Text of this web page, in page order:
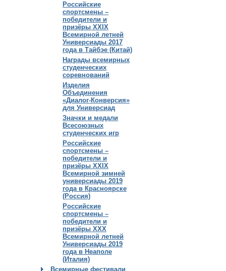
Российские
спортсмены –
победители и
призёры XXIX
Всемирной летней
Универсиады 2017
года в Тайбэе (Китай)
Награды всемирных
студенческих
соревнований
Изделия
Объединения
«Диалог-Конверсия»
для Универсиад
Значки и медали
Всесоюзных
студенческих игр
Российские
спортсмены –
победители и
призёры XXIX
Всемирной зимней
универсиады 2019
года в Красноярске
(Россия)
Российские
спортсмены –
победители и
призёры XXX
Всемирной летней
Универсиады 2019
года в Неаполе
(Италия)
Всемирные фестивали